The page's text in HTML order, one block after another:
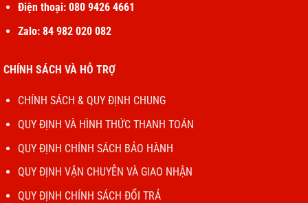
Điện thoại: 080 9426 4661
Zalo: 84 982 020 082
CHÍNH SÁCH VÀ HỖ TRỢ
CHÍNH SÁCH & QUY ĐỊNH CHUNG
QUY ĐỊNH VÀ HÌNH THỨC THANH TOÁN
QUY ĐỊNH CHÍNH SÁCH BẢO HÀNH
QUY ĐỊNH VẬN CHUYỄN VÀ GIAO NHẬN
QUY ĐỊNH CHÍNH SÁCH ĐỔI TRẢ